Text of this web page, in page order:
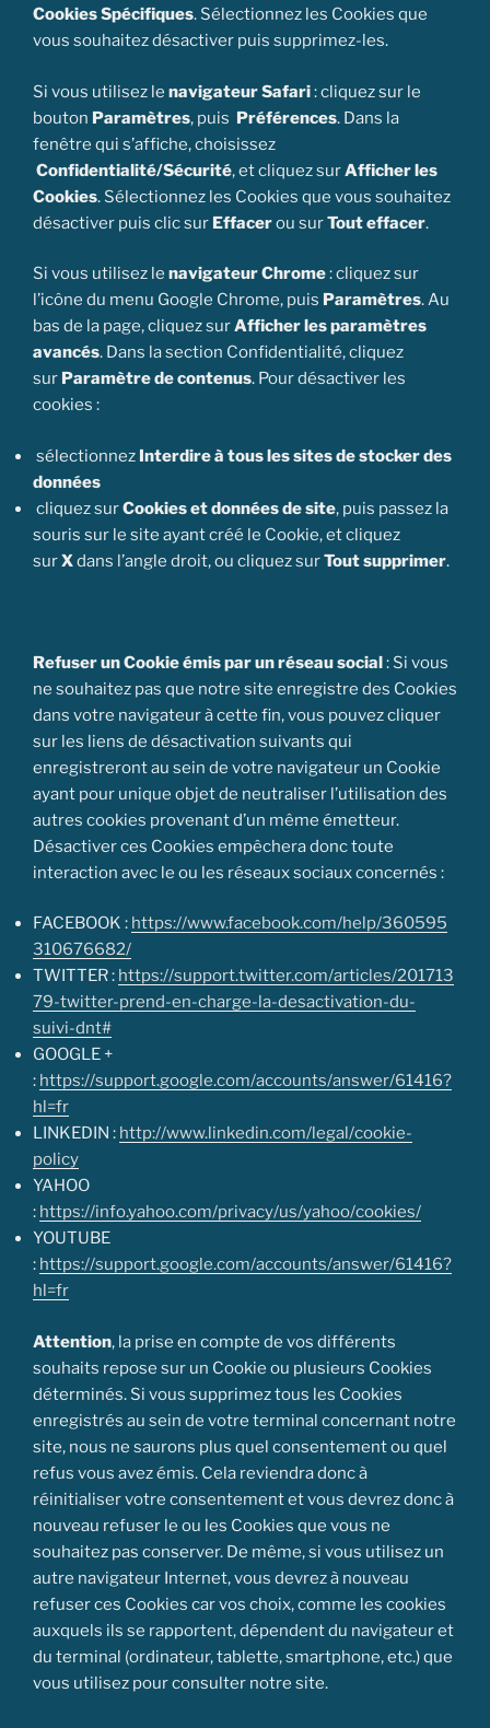
Cookies Spécifiques. Sélectionnez les Cookies que
vous souhaitez désactiver puis supprimez-les.
Si vous utilisez le navigateur Safari: cliquez sur le
bouton Paramètres, puis Préférences. Dans la
fenêtre qui s’affiche, choisissez
Confidentialité/Sécurité, et cliquez surAfficher les
Cookies. Sélectionnez les Cookies que vous souhaitez
désactiver puis clic sur Effacerou surTout effacer.
Si vous utilisez le navigateur Chrome: cliquez sur
l’icône du menu Google Chrome, puis Paramètres. Au
bas de la page, cliquez surAfficher les paramètres
avancés. Dans la section Confidentialité, cliquez
sur Paramètre de contenus. Pour désactiver les
cookies :
sélectionnez Interdire à tous les sites de stocker des
données
cliquez surCookies et données de site, puis passez la
souris sur le site ayant créé le Cookie, et cliquez
surXdans l’angle droit, ou cliquez surTout supprimer.
Refuser un Cookie émis par un réseau social: Si vous
ne souhaitez pas que notre site enregistre des Cookies
dans votre navigateur à cette fin, vous pouvez cliquer
sur les liens de désactivation suivants qui
enregistreront au sein de votre navigateur un Cookie
ayant pour unique objet de neutraliser l’utilisation des
autres cookies provenant d’un même émetteur.
Désactiver ces Cookies empêchera donc toute
interaction avec le ou les réseaux sociaux concernés :
FACEBOOK : https://www.facebook.com/help/360595
310676682/
TWITTER : https://support.twitter.com/articles/201713
79-twitter-prend-en-charge-la-desactivation-du-
suivi-dnt#
GOOGLE +
: https://support.google.com/accounts/answer/61416?
hl=fr
LINKEDIN : http://www.linkedin.com/legal/cookie-
policy
YAHOO
: https://info.yahoo.com/privacy/us/yahoo/cookies/
YOUTUBE
: https://support.google.com/accounts/answer/61416?
hl=fr
Attention, la prise en compte de vos différents
souhaits repose sur un Cookie ou plusieurs Cookies
déterminés. Si vous supprimez tous les Cookies
enregistrés au sein de votre terminal concernant notre
site, nous ne saurons plus quel consentement ou quel
refus vous avez émis. Cela reviendra donc à
réinitialiser votre consentement et vous devrez donc à
nouveau refuser le ou les Cookies que vous ne
souhaitez pas conserver. De même, si vous utilisez un
autre navigateur Internet, vous devrez à nouveau
refuser ces Cookies car vos choix, comme les cookies
auxquels ils se rapportent, dépendent du navigateur et
du terminal (ordinateur, tablette, smartphone, etc.) que
vous utilisez pour consulter notre site.